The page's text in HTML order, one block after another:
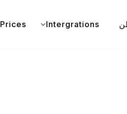
Intergrations
Prices